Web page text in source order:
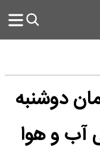
دوشنبه
بینی آب و هوا